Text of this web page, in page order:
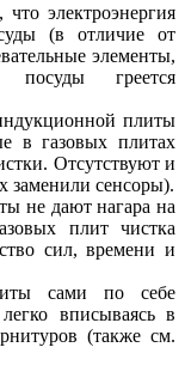
электроэнергия
(в отличие от
элементы,
посуды греется
плиты
в газовых плитах
Отсутствуют и
заменили сенсоры).
не дают нагара на
плит чистка
сил, времени и
сами по себе
вписываясь в
(также см.